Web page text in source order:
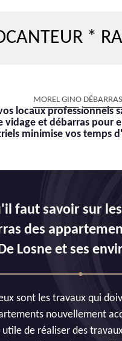
* RACHAT
MOREL GINO
locaux professionnels
vidage et débarras pour
minimise vos temps
faut savoir sur
des
Losne et ses
sont les travaux qui
nouvellement
de réaliser des